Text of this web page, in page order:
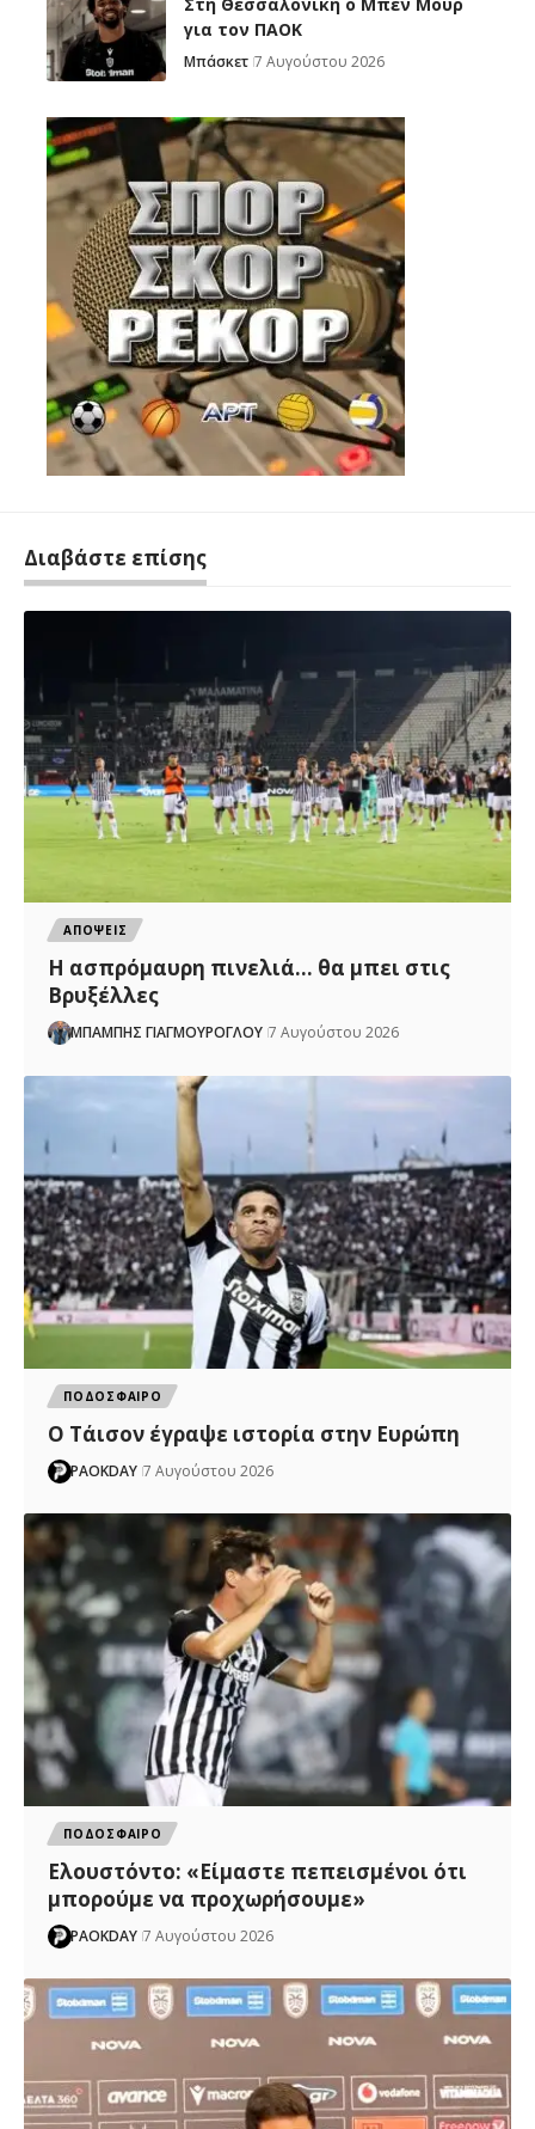
για τον ΠΑΟΚ
Μπάσκετ 7 Αυγούστου 2026
Διαβάστε επίσης
ΑΠΟΨΕΙΣ
Η ασπρόμαυρη πινελιά… θα μπει στις
Βρυξέλλες
ΜΠΑΜΠΗΣ ΓΙΑΓΜΟΥΡΟΓΛΟΥ 7 Αυγούστου 2026
ΠΟΔΟΣΦΑΙΡΟ
Ο Τάισον έγραψε ιστορία στην Ευρώπη
PAOKDAY 7 Αυγούστου 2026
ΠΟΔΟΣΦΑΙΡΟ
Ελουστόντο: «Είμαστε πεπεισμένοι ότι
μπορούμε να προχωρήσουμε»
PAOKDAY 7 Αυγούστου 2026